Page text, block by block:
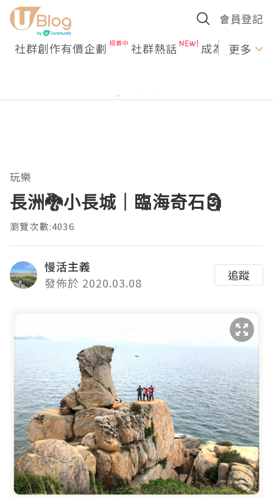
會員登記
社群創作有價企劃 社群熱話 成為U更多
玩樂
長洲🐉小長城｜臨海奇石🗿
瀏覽次數:4036
慢活主義
發佈於 2020.03.08
追蹤